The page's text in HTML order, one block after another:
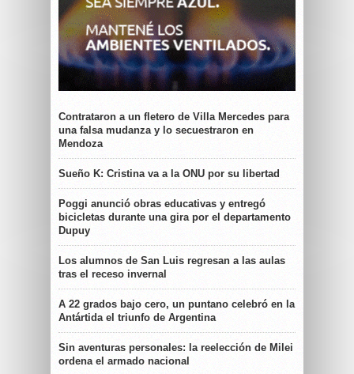
Contrataron a un fletero de Villa Mercedes para
una falsa mudanza y lo secuestraron en
Mendoza
Sueño K: Cristina va a la ONU por su libertad
Poggi anunció obras educativas y entregó
bicicletas durante una gira por el departamento
Dupuy
Los alumnos de San Luis regresan a las aulas
tras el receso invernal
A 22 grados bajo cero, un puntano celebró en la
Antártida el triunfo de Argentina
Sin aventuras personales: la reelección de Milei
ordena el armado nacional